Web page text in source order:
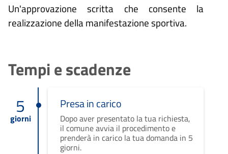
Un'approvazione scritta che consente la
realizzazione della manifestazione sportiva.
Tempi e scadenze
5
giorni
Presa in carico
Dopo aver presentato la tua richiesta,
il comune avvia il procedimento e
prenderà in carico la tua domanda in 5
giorni.